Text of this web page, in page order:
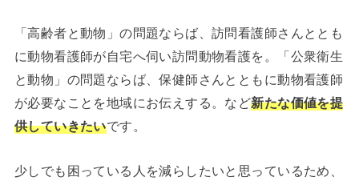
「高齢者と動物」の問題ならば、訪問看護師さんととも
に動物看護師が自宅へ伺い訪問動物看護を。「公衆衛生
と動物」の問題ならば、保健師さんとともに動物看護師
が必要なことを地域にお伝えする。など新たな価値を提
供していきたいです。
少しでも困っている人を減らしたいと思っているため、